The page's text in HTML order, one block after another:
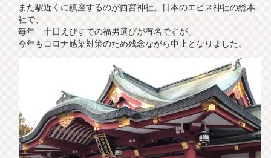
また駅近くに鎮座するのが西宮神社。日本のエビス神社の総本
社で、
毎年 十日えびすでの福男選びが有名ですが、
今年もコロナ感染対策のため残念ながら中止となりました。